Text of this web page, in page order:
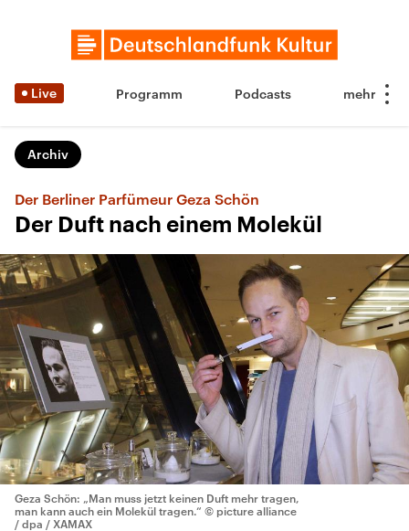
Live Programm Podcasts
Archiv
Der Berliner Parfümeur Geza Schön
Der Duft nach einem Molekül
Geza Schön: „Man muss jetzt keinen Duft mehr tragen,
man kann auch ein Molekül tragen.“ © picture alliance
/ dpa / XAMAX